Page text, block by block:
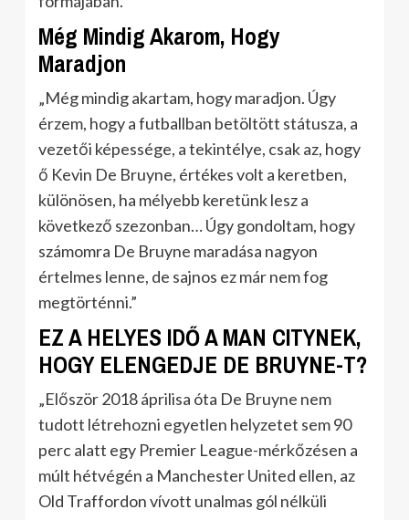
Még Mindig Akarom, Hogy
Maradjon
„Még mindig akartam, hogy maradjon. Úgy
érzem, hogy a futballban betöltött státusza, a
vezetői képessége, a tekintélye, csak az, hogy
ő Kevin De Bruyne, értékes volt a keretben,
különösen, ha mélyebb keretünk lesz a
következő szezonban… Úgy gondoltam, hogy
számomra De Bruyne maradása nagyon
értelmes lenne, de sajnos ez már nem fog
megtörténni.”
EZ A HELYES IDŐ A MAN CITYNEK,
HOGY ELENGEDJE DE BRUYNE-T?
„Először 2018 áprilisa óta De Bruyne nem
tudott létrehozni egyetlen helyzetet sem 90
perc alatt egy Premier League-mérkőzésen a
múlt hétvégén a Manchester United ellen, az
Old Traffordon vívott unalmas gól nélküli